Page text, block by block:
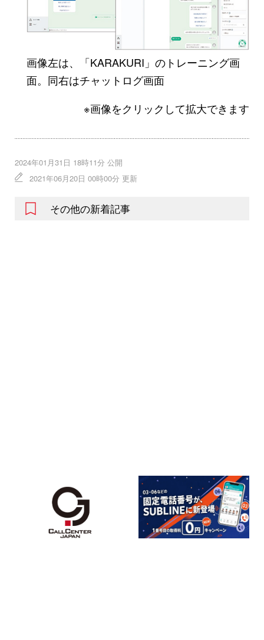
画像左は、「KARAKURI」のトレーニング画
面。同右はチャットログ画面
※画像をクリックして拡大できます
2024年01月31日 18時11分 公開
2021年06月20日 00時00分 更新
その他の新着記事